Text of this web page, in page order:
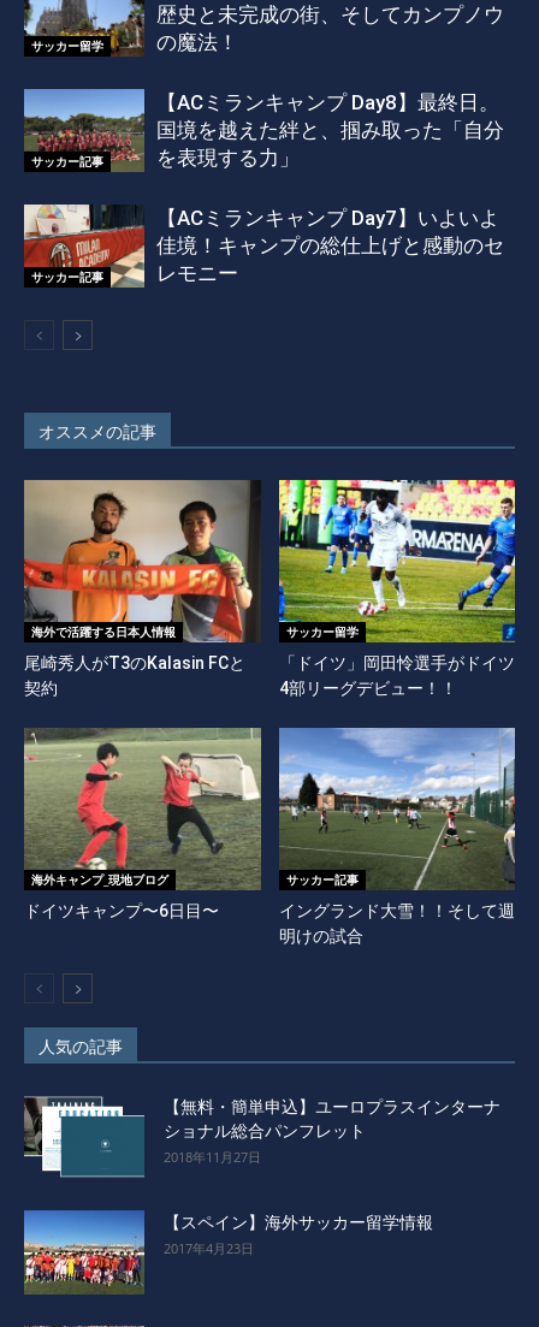
サッカー留学
歴史と未完成の街、そしてカンプノウ
の魔法！
サッカー記事
【ACミランキャンプ Day8】最終日。
国境を越えた絆と、掴み取った「自分
を表現する力」
サッカー記事
【ACミランキャンプ Day7】いよいよ
佳境！キャンプの総仕上げと感動のセ
レモニー
オススメの記事
海外で活躍する日本人情報
尾崎秀人がT3のKalasin FCと
契約
サッカー留学
「ドイツ」岡田怜選手がドイツ
4部リーグデビュー！！
海外キャンプ_現地ブログ
ドイツキャンプ〜6日目〜
サッカー記事
イングランド大雪！！そして週
明けの試合
人気の記事
【無料・簡単申込】ユーロプラスインターナ
ショナル総合パンフレット
2018年11月27日
【スペイン】海外サッカー留学情報
2017年4月23日